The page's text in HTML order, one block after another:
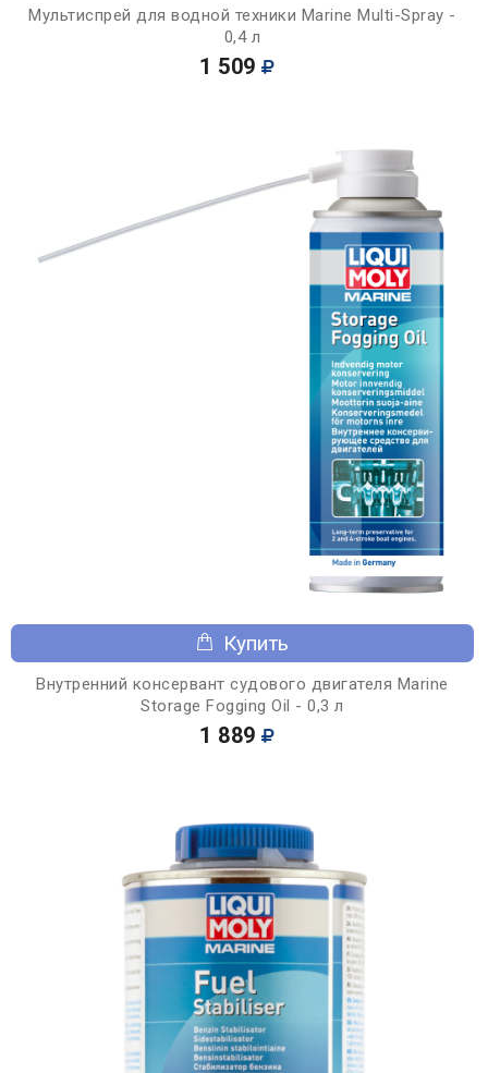
Мультиспрей для водной техники Marine Multi-Spray -
0,4 л
1 509
Купить
Внутренний консервант судового двигателя Marine
Storage Fogging Oil - 0,3 л
1 889